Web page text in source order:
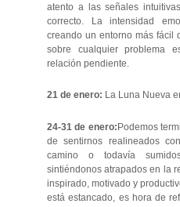
atento a las señales
correcto. La intensidad
creando un entorno más fácil
sobre cualquier problema
relación pendiente.
21 de enero: La Luna Nueva
24-31 de enero:Podemos
de sentirnos realineados
camino o todavía
sintiéndonos atrapados en la
inspirado, motivado y
está estancado, es hora de